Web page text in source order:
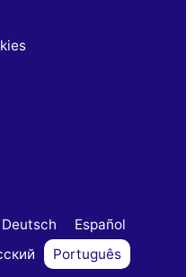
Deutsch
Español
Português